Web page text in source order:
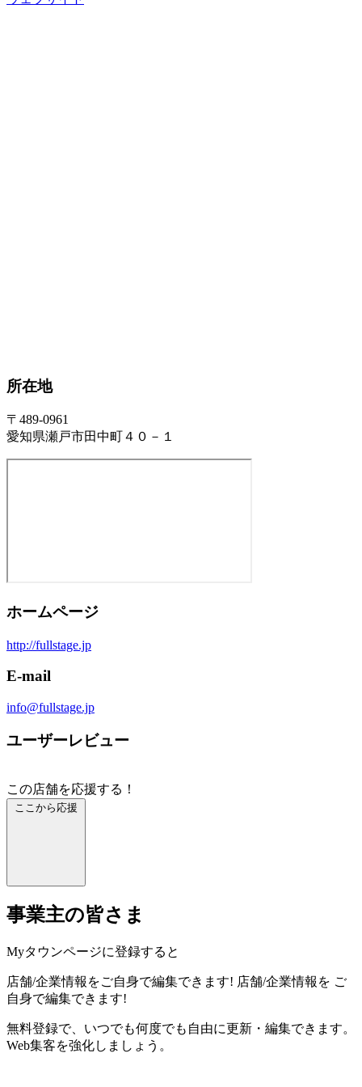
所在地
〒489-0961
愛知県瀬戸市田中町４０－１
ホームページ
http://fullstage.jp
E-mail
info@fullstage.jp
ユーザーレビュー
この店舗を応援する！
ここから応援
事業主の皆さま
Myタウンページに登録すると
店舗/企業情報をご自身で編集できます! 店舗/企業情報を ご
自身で編集できます!
無料登録で、いつでも何度でも自由に更新・編集できます。
Web集客を強化しましょう。